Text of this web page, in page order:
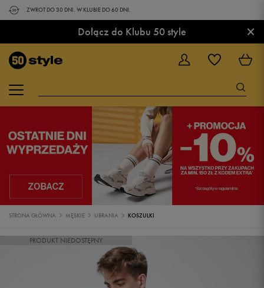
ZWROT DO 30 DNI. W KLUBIE DO 60 DNI.
Dołącz do Klubu 50 style ×
STRONA GŁÓWNA MĘSKIE UBRANIA KOSZULKI
PRODUKT NIEDOSTĘPNY